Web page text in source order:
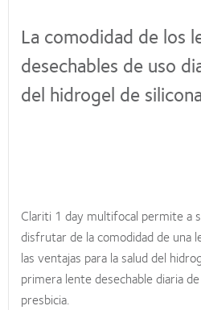
La comodidad de los
desechables de uso
del hidrogel de silicona
Clariti 1 day multifocal permite a
disfrutar de la comodidad de una
las ventajas para la salud del
primera lente desechable diaria
presbicia.